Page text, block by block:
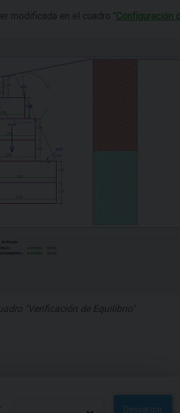
modificada en el cuadro "Configuración
"Verificación de Equilibrio"
Descargar